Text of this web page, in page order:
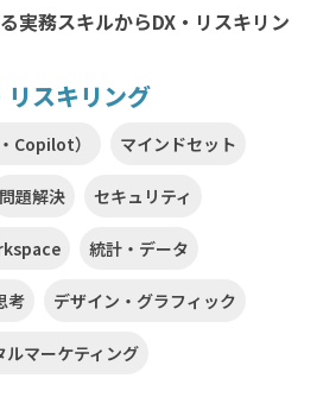
実務スキルからDX・リスキリン
リスキリング
Copilot） マインドセット
問題解決 セキュリティ
統計・データ
考 デザイン・グラフィック
ルマーケティング